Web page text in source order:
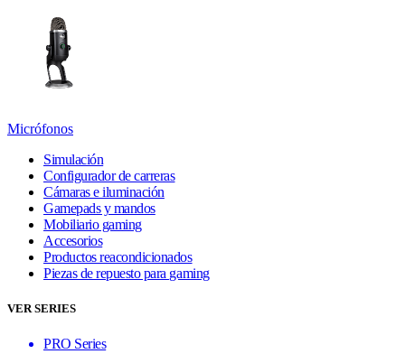
Micrófonos
Simulación
Configurador de carreras
Cámaras e iluminación
Gamepads y mandos
Mobiliario gaming
Accesorios
Productos reacondicionados
Piezas de repuesto para gaming
VER SERIES
PRO Series